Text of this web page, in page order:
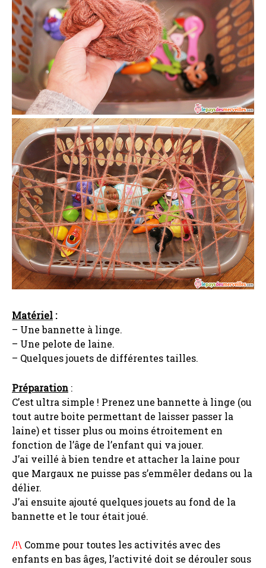
Matériel :
– Une bannette à linge.
– Une pelote de laine.
– Quelques jouets de différentes tailles.
Préparation :
C’est ultra simple ! Prenez une bannette à linge (ou
tout autre boite permettant de laisser passer la
laine) et tisser plus ou moins étroitement en
fonction de l’âge de l’enfant qui va jouer.
J’ai veillé à bien tendre et attacher la laine pour
que Margaux ne puisse pas s’emmêler dedans ou la
délier.
J’ai ensuite ajouté quelques jouets au fond de la
bannette et le tour était joué.
/!\ Comme pour toutes les activités avec des
enfants en bas âges, l’activité doit se dérouler sous